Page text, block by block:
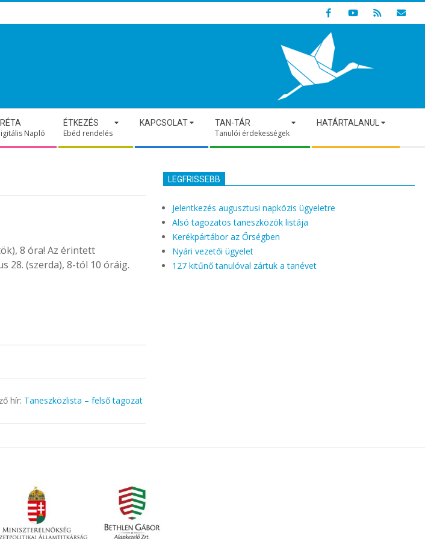
Indulunk! Hamarosan újraindul oldalunk!
Napló
ÉTKEZÉS
Ebéd rendelés
KAPCSOLAT TAN-TÁR
Tanulói érdekességek
HATÁRTALANUL
8 óra! Az érintett
28. (szerda), 8-tól 10 óráig.
hír: Taneszközlista – felső tagozat
LEGFRISSEBB
Jelentkezés augusztusi napközis ügyeletre
Alsó tagozatos taneszközök listája
Kerékpártábor az Őrségben
Nyári vezetői ügyelet
127 kitűnő tanulóval zártuk a tanévet